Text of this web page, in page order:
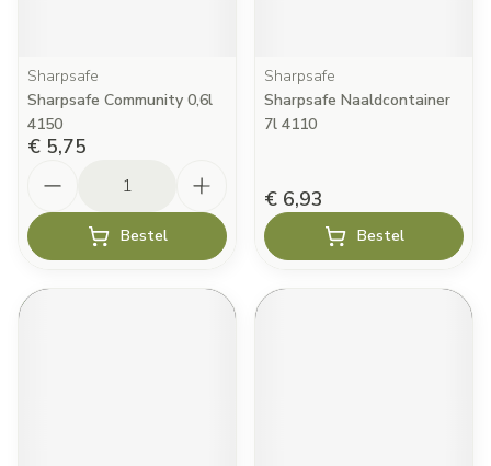
Sharpsafe
Sharpsafe Community 0,6l
4150
€ 5,75
Bestel
Sharpsafe
Sharpsafe Naaldcontainer
7l 4110
€ 6,93
Bestel